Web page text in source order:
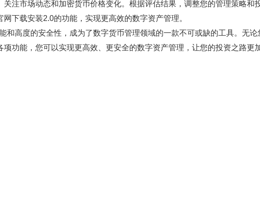
注市场动态和加密货币价格变化。根据评估结果，调整您的管理策略和
下载安装2.0的功能，实现更高效的数字资产管理。
和高度的安全性，成为了数字货币管理领域的一款不可或缺的工具。无
功能，您可以实现更高效、更安全的数字资产管理，让您的投资之路更